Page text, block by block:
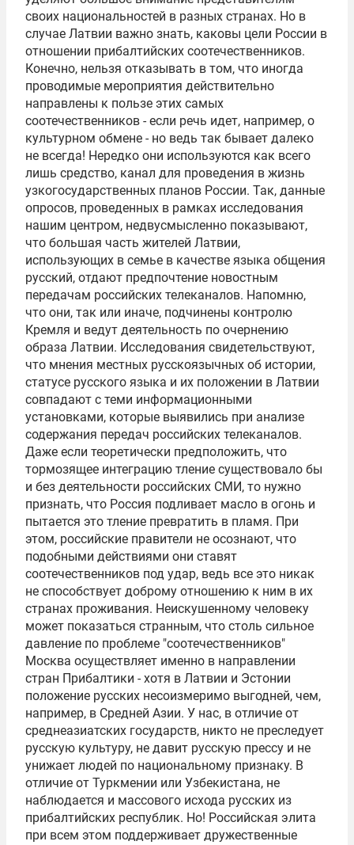
своих национальностей в разных странах. Но в
случае Латвии важно знать, каковы цели России в
отношении прибалтийских соотечественников.
Конечно, нельзя отказывать в том, что иногда
проводимые мероприятия действительно
направлены к пользе этих самых
соотечественников - если речь идет, например, о
культурном обмене - но ведь так бывает далеко
не всегда! Нередко они используются как всего
лишь средство, канал для проведения в жизнь
узкогосударственных планов России. Так, данные
опросов, проведенных в рамках исследования
нашим центром, недвусмысленно показывают,
что большая часть жителей Латвии,
использующих в семье в качестве языка общения
русский, отдают предпочтение новостным
передачам российских телеканалов. Напомню,
что они, так или иначе, подчинены контролю
Кремля и ведут деятельность по очернению
образа Латвии. Исследования свидетельствуют,
что мнения местных русскоязычных об истории,
статусе русского языка и их положении в Латвии
совпадают с теми информационными
установками, которые выявились при анализе
содержания передач российских телеканалов.
Даже если теоретически предположить, что
тормозящее интеграцию тление существовало бы
и без деятельности российских СМИ, то нужно
признать, что Россия подливает масло в огонь и
пытается это тление превратить в пламя. При
этом, российские правители не осознают, что
подобными действиями они ставят
соотечественников под удар, ведь все это никак
не способствует доброму отношению к ним в их
странах проживания. Неискушенному человеку
может показаться странным, что столь сильное
давление по проблеме "соотечественников"
Москва осуществляет именно в направлении
стран Прибалтики - хотя в Латвии и Эстонии
положение русских несоизмеримо выгодней, чем,
например, в Средней Азии. У нас, в отличие от
среднеазиатских государств, никто не преследует
русскую культуру, не давит русскую прессу и не
унижает людей по национальному признаку. В
отличие от Туркмении или Узбекистана, не
наблюдается и массового исхода русских из
прибалтийских республик. Но! Российская элита
при всем этом поддерживает дружественные